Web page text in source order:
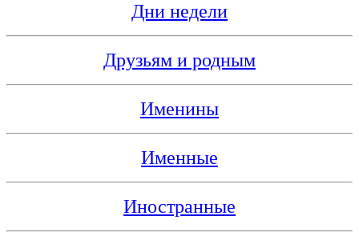
Дни недели
Друзьям и родным
Именины
Именные
Иностранные